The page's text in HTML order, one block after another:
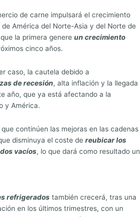
de carne impulsará el crecimiento
América del Norte-Asia y del Norte de
la primera genere un crecimiento
cinco años.
caso, la cautela debido a
de recesión, alta inflación y la llegada
año, que ya está afectando a la
y América.
continúen las mejoras en las cadenas
disminuya el coste de reubicar los
vacíos, lo que dará como resultado un
refrigerados también crecerá, tras una
en los últimos trimestres, con un